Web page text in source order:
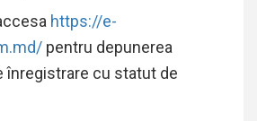
https://e-
pentru depunerea
înregistrare cu statut de